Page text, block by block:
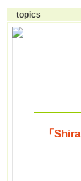
topics
「